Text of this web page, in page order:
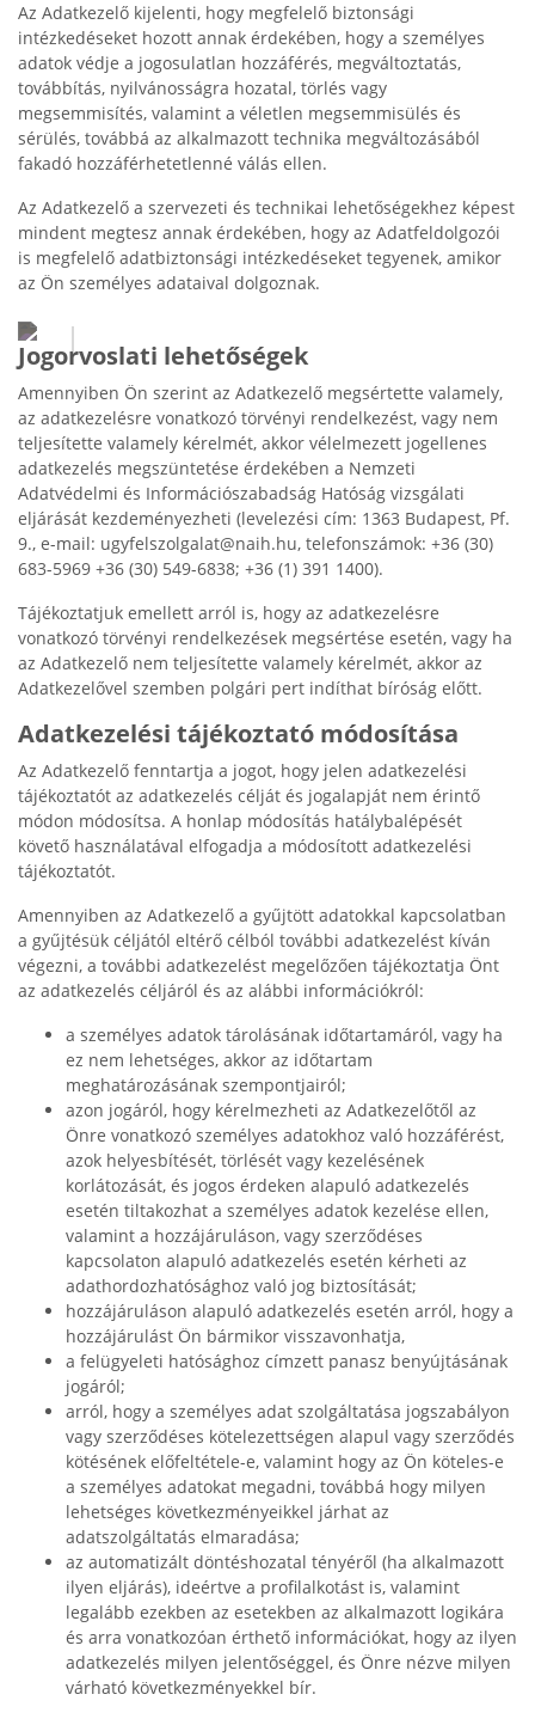
Az Adatkezelő kijelenti, hogy megfelelő biztonsági
intézkedéseket hozott annak érdekében, hogy a személyes
adatok védje a jogosulatlan hozzáférés, megváltoztatás,
továbbítás, nyilvánosságra hozatal, törlés vagy
megsemmisítés, valamint a véletlen megsemmisülés és
sérülés, továbbá az alkalmazott technika megváltozásából
fakadó hozzáférhetetlenné válás ellen.
Az Adatkezelő a szervezeti és technikai lehetőségekhez képest
mindent megtesz annak érdekében, hogy az Adatfeldolgozói
is megfelelő adatbiztonsági intézkedéseket tegyenek, amikor
az Ön személyes adataival dolgoznak.
Jogorvoslati lehetőségek
Amennyiben Ön szerint az Adatkezelő megsértette valamely,
az adatkezelésre vonatkozó törvényi rendelkezést, vagy nem
teljesítette valamely kérelmét, akkor vélelmezett jogellenes
adatkezelés megszüntetése érdekében a Nemzeti
Adatvédelmi és Információszabadság Hatóság vizsgálati
eljárását kezdeményezheti (levelezési cím: 1363 Budapest, Pf.
9., e-mail: ugyfelszolgalat@naih.hu, telefonszámok: +36 (30)
683-5969 +36 (30) 549-6838; +36 (1) 391 1400).
Tájékoztatjuk emellett arról is, hogy az adatkezelésre
vonatkozó törvényi rendelkezések megsértése esetén, vagy ha
az Adatkezelő nem teljesítette valamely kérelmét, akkor az
Adatkezelővel szemben polgári pert indíthat bíróság előtt.
Adatkezelési tájékoztató módosítása
Az Adatkezelő fenntartja a jogot, hogy jelen adatkezelési
tájékoztatót az adatkezelés célját és jogalapját nem érintő
módon módosítsa. A honlap módosítás hatálybalépését
követő használatával elfogadja a módosított adatkezelési
tájékoztatót.
Amennyiben az Adatkezelő a gyűjtött adatokkal kapcsolatban
a gyűjtésük céljától eltérő célból további adatkezelést kíván
végezni, a további adatkezelést megelőzően tájékoztatja Önt
az adatkezelés céljáról és az alábbi információkról:
a személyes adatok tárolásának időtartamáról, vagy ha
ez nem lehetséges, akkor az időtartam
meghatározásának szempontjairól;
azon jogáról, hogy kérelmezheti az Adatkezelőtől az
Önre vonatkozó személyes adatokhoz való hozzáférést,
azok helyesbítését, törlését vagy kezelésének
korlátozását, és jogos érdeken alapuló adatkezelés
esetén tiltakozhat a személyes adatok kezelése ellen,
valamint a hozzájáruláson, vagy szerződéses
kapcsolaton alapuló adatkezelés esetén kérheti az
adathordozhatósághoz való jog biztosítását;
hozzájáruláson alapuló adatkezelés esetén arról, hogy a
hozzájárulást Ön bármikor visszavonhatja,
a felügyeleti hatósághoz címzett panasz benyújtásának
jogáról;
arról, hogy a személyes adat szolgáltatása jogszabályon
vagy szerződéses kötelezettségen alapul vagy szerződés
kötésének előfeltétele-e, valamint hogy az Ön köteles-e
a személyes adatokat megadni, továbbá hogy milyen
lehetséges következményeikkel járhat az
adatszolgáltatás elmaradása;
az automatizált döntéshozatal tényéről (ha alkalmazott
ilyen eljárás), ideértve a profilalkotást is, valamint
legalább ezekben az esetekben az alkalmazott logikára
és arra vonatkozóan érthető információkat, hogy az ilyen
adatkezelés milyen jelentőséggel, és Önre nézve milyen
várható következményekkel bír.